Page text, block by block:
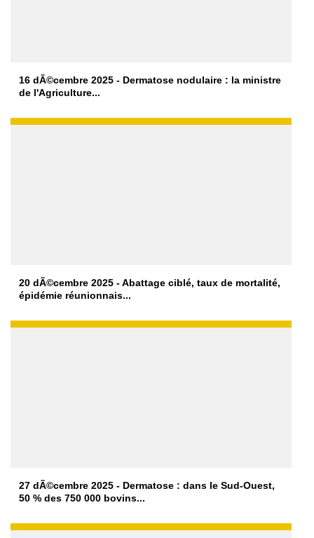
16 dÃ©cembre 2025 - Dermatose nodulaire : la ministre
de l'Agriculture...
20 dÃ©cembre 2025 - Abattage ciblé, taux de mortalité,
épidémie réunionnais...
27 dÃ©cembre 2025 - Dermatose : dans le Sud-Ouest,
50 % des 750 000 bovins...